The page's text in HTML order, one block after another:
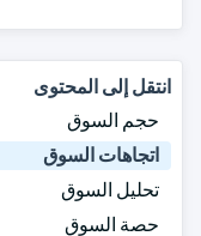
انتقل إلى المحتوى
حجم السوق
اتجاهات السوق
تحليل السوق
حصة السوق